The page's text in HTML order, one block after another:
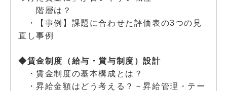
階層は？
・【事例】課題に合わせた評価表の3つの見
直し事例
◆賃金制度（給与・賞与制度）設計
・賃金制度の基本構成とは？
・昇給金額はどう考える？－昇給管理・テー